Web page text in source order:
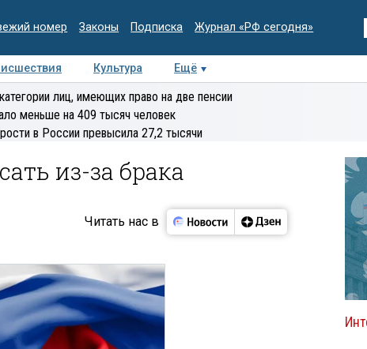
номер Законы Подписка Журнал «РФ сегодня»
Культура Ещё
Интервью Колумнисты
Деловая
лиц, имеющих право на две пенсии
меньше на 409 тысяч человек
в России превысила 27,2 тысячи
из-за брака
Читать нас в